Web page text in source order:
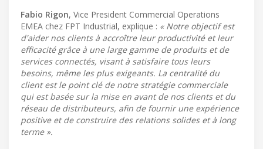
Fabio Rigon, Vice President Commercial Operations
EMEA chez FPT Industrial, explique : « Notre objectif est
d'aider nos clients à accroître leur productivité et leur
efficacité grâce à une large gamme de produits et de
services connectés, visant à satisfaire tous leurs
besoins, même les plus exigeants. La centralité du
client est le point clé de notre stratégie commerciale
qui est basée sur la mise en avant de nos clients et du
réseau de distributeurs, afin de fournir une expérience
positive et de construire des relations solides et à long
terme ».